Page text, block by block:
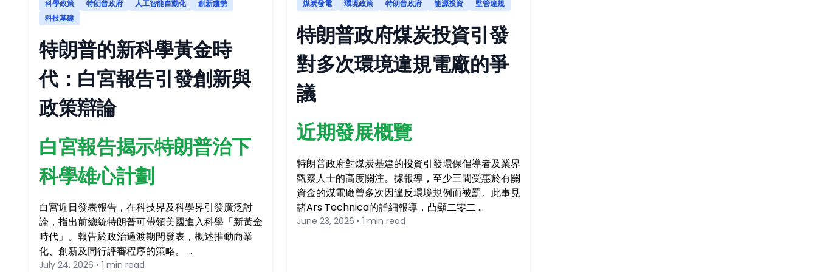
科學政策 特朗普政府 人工智能自動化
創新趨勢
科技基建
特朗普的新科學黃金時
代：白宮報告引發創新與
政策辯論
白宮報告揭示特朗普治下
科學雄心計劃
白宮近日發表報告，在科技界及科學界引發廣泛討
論，指出前總統特朗普可帶領美國進入科學「新黃金
時代」。報告於政治過渡期間發表，概述推動商業
化、創新及同行評審程序的策略。 …
July 24, 2026 • 1 min read
煤炭發電 環境政策 特朗普政府 能源投資 監管違規
特朗普政府煤炭投資引發
對多次環境違規電廠的爭
議
近期發展概覽
特朗普政府對煤炭基建的投資引發環保倡導者及業界
觀察人士的高度關注。據報導，至少三間受惠於有關
資金的煤電廠曾多次因違反環境規例而被罰。此事見
諸Ars Technica的詳細報導，凸顯二零二 …
June 23, 2026 • 1 min read